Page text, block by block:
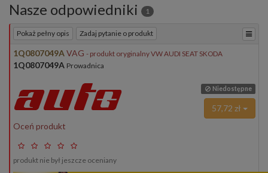
Nasze odpowiedniki 1
Pokaż pełny opis Zadaj pytanie o produkt
1Q0807049AVAG - produkt oryginalny VW AUDI SEAT SKODA
1Q0807049A Prowadnica
Niedostępne
57,72 zł
Oceń produkt
produkt nie był jeszcze oceniany